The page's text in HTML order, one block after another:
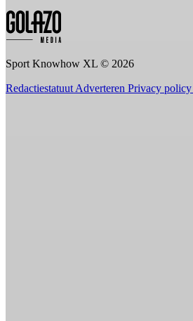
Sport Knowhow XL © 2026
Redactiestatuut Adverteren Privacy policy